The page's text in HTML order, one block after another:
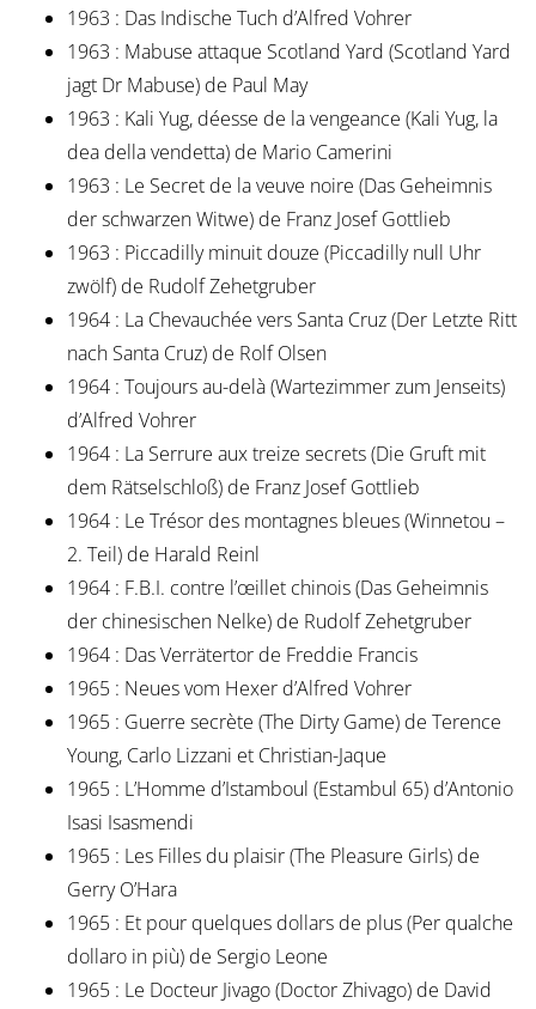
1963 : Das Indische Tuch d’Alfred Vohrer
1963 : Mabuse attaque Scotland Yard (Scotland Yard
jagt Dr Mabuse) de Paul May
1963 : Kali Yug, déesse de la vengeance (Kali Yug, la
dea della vendetta) de Mario Camerini
1963 : Le Secret de la veuve noire (Das Geheimnis
der schwarzen Witwe) de Franz Josef Gottlieb
1963 : Piccadilly minuit douze (Piccadilly null Uhr
zwölf) de Rudolf Zehetgruber
1964 : La Chevauchée vers Santa Cruz (Der Letzte Ritt
nach Santa Cruz) de Rolf Olsen
1964 : Toujours au-delà (Wartezimmer zum Jenseits)
d’Alfred Vohrer
1964 : La Serrure aux treize secrets (Die Gruft mit
dem Rätselschloß) de Franz Josef Gottlieb
1964 : Le Trésor des montagnes bleues (Winnetou –
2. Teil) de Harald Reinl
1964 : F.B.I. contre l’œillet chinois (Das Geheimnis
der chinesischen Nelke) de Rudolf Zehetgruber
1964 : Das Verrätertor de Freddie Francis
1965 : Neues vom Hexer d’Alfred Vohrer
1965 : Guerre secrète (The Dirty Game) de Terence
Young, Carlo Lizzani et Christian-Jaque
1965 : L’Homme d’Istamboul (Estambul 65) d’Antonio
Isasi Isasmendi
1965 : Les Filles du plaisir (The Pleasure Girls) de
Gerry O’Hara
1965 : Et pour quelques dollars de plus (Per qualche
dollaro in più) de Sergio Leone
1965 : Le Docteur Jivago (Doctor Zhivago) de David